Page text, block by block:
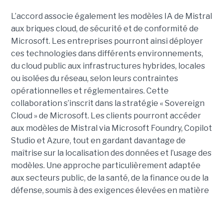
L’accord associe également les modèles IA de Mistral
aux briques cloud, de sécurité et de conformité de
Microsoft. Les entreprises pourront ainsi déployer
ces technologies dans différents environnements,
du cloud public aux infrastructures hybrides, locales
ou isolées du réseau, selon leurs contraintes
opérationnelles et réglementaires. Cette
collaboration s’inscrit dans la stratégie « Sovereign
Cloud » de Microsoft. Les clients pourront accéder
aux modèles de Mistral via Microsoft Foundry, Copilot
Studio et Azure, tout en gardant davantage de
maîtrise sur la localisation des données et l’usage des
modèles. Une approche particulièrement adaptée
aux secteurs public, de la santé, de la finance ou de la
défense, soumis à des exigences élevées en matière